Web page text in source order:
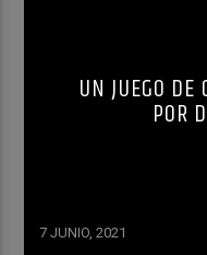
UN JUEGO DE
POR
7 JUNIO, 2021